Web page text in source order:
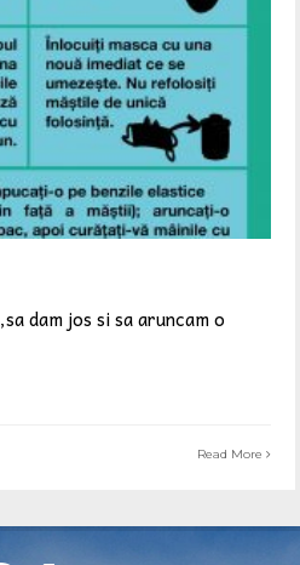
dam jos si sa aruncam o
Read More